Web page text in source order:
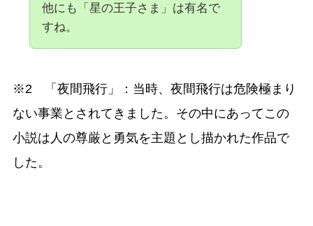
他にも「星の王子さま」は有名で
すね。
※2 「夜間飛行」：当時、夜間飛行は危険極まり
ない事業とされてきました。その中にあってこの
小説は人の尊厳と勇気を主題とし描かれた作品で
した。